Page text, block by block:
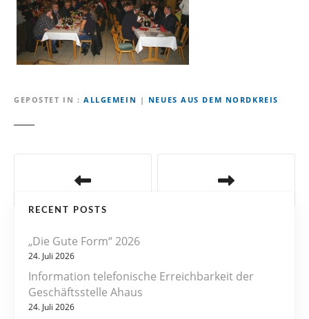
GEPOSTET IN ALLGEMEIN | NEUES AUS DEM NORDKREIS
RECENT POSTS
„Die Gute Form“ 2026
24. Juli 2026
Information telefonische Erreichbarkeit der
Geschäftsstelle Ahaus
24. Juli 2026